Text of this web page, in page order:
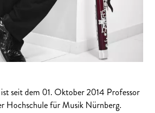
seit dem 01. Oktober 2014 Professor
Hochschule für Musik Nürnberg.